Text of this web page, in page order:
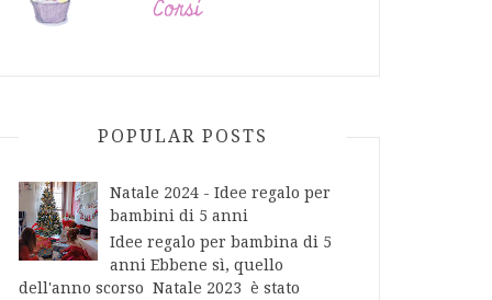
POPULAR POSTS
Natale 2024 - Idee regalo per
bambini di 5 anni
Idee regalo per bambina di 5
anni Ebbene sì, quello
dell'anno scorso Natale 2023 è stato